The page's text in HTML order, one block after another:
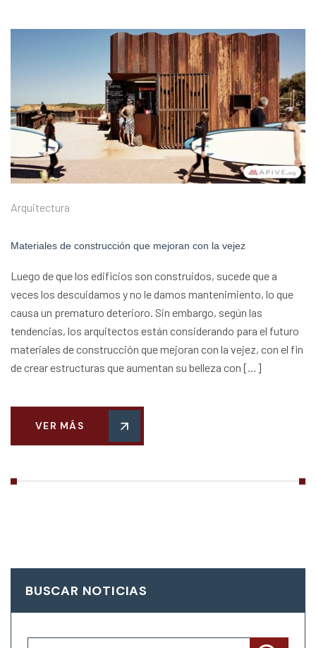
Arquitectura
Materiales de construcción que mejoran con la vejez
Luego de que los edificios son construidos, sucede que a
veces los descuidamos y no le damos mantenimiento, lo que
causa un prematuro deterioro. Sin embargo, según las
tendencias, los arquitectos están considerando para el futuro
materiales de construcción que mejoran con la vejez, con el fin
de crear estructuras que aumentan su belleza con […]
VER MÁS
BUSCAR NOTICIAS